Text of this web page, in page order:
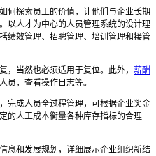
何探索员工的价值，让他们与企业长期
以人才为中心的人员管理系统的设计理
绩效管理、招聘管理、培训管理和接管
，当然也必须适用于复位。此外， 薪酬
员，查看操作日志等。
完成人员全过程管理，可根据企业奖金
的人工成本衡量各种库存指标的合理
息和发展规划，详细展示企业组织新结